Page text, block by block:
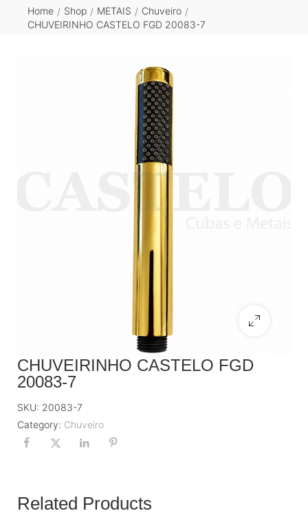
Home / Shop / METAIS / Chuveiro /
CHUVEIRINHO CASTELO FGD 20083-7
CHUVEIRINHO CASTELO FGD
20083-7
SKU: 20083-7
Category: Chuveiro
Related Products